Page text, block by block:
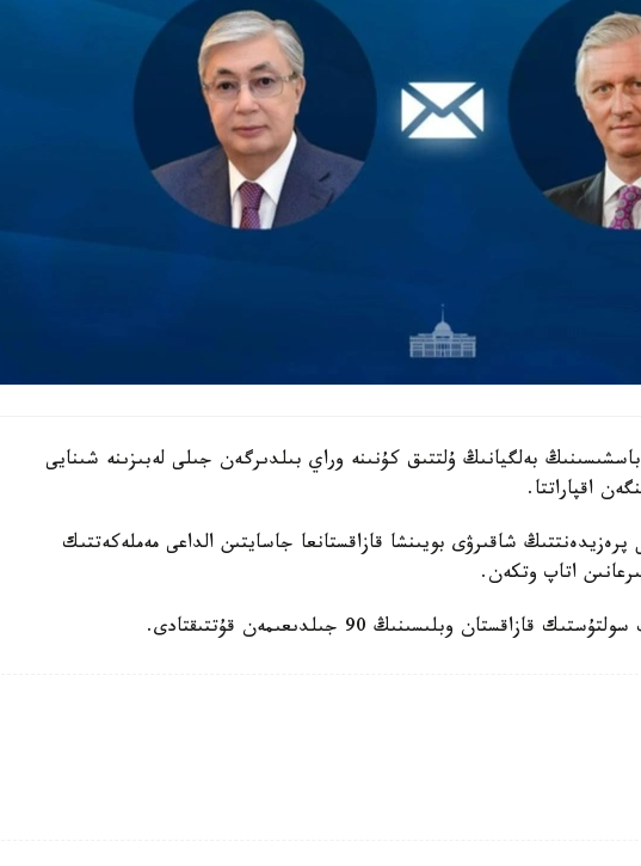
بەلگيانىڭ ۇلتتىق كۇنىنە وراي بىلدىرگەن جىلى لەبىزىنە شىنايى
اقپاراتتا.
شاقىرۋى بويىنشا قازاقستانعا جاسايتىن الداعى مەملەكەتتىك
اتاپ وتكەن.
وبلىسىنىڭ 90 جىلدىعىمەن قۇتتىقتادى.